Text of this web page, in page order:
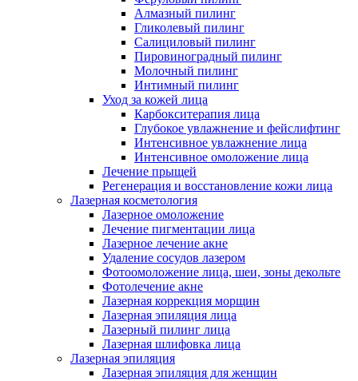
Алмазный пилинг
Гликолевый пилинг
Салициловый пилинг
Пировиноградный пилинг
Молочный пилинг
Интимный пилинг
Уход за кожей лица
Карбокситерапия лица
Глубокое увлажнение и фейслифтинг
Интенсивное увлажнение лица
Интенсивное омоложение лица
Лечение прыщей
Регенерация и восстановление кожи лица
Лазерная косметология
Лазерное омоложение
Лечение пигментации лица
Лазерное лечение акне
Удаление сосудов лазером
Фотоомоложение лица, шеи, зоны декольте
Фотолечение акне
Лазерная коррекция морщин
Лазерная эпиляция лица
Лазерный пилинг лица
Лазерная шлифовка лица
Лазерная эпиляция
Лазерная эпиляция для женщин